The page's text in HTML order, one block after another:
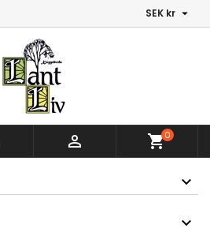
SEK kr 
 shopping_cart0